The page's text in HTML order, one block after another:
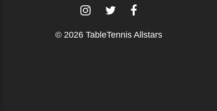
© 2026 TableTennis Allstars